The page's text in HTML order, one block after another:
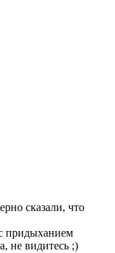
сказали, что
придыханием
не видитесь ;)